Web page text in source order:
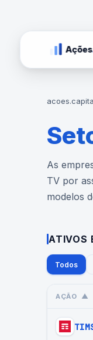
Ações
As
TV por
modelos
ATIVOS
Todos
AÇÃO ▲